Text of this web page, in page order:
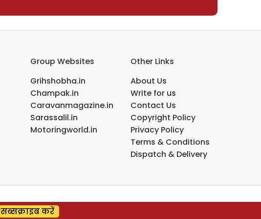
Group Websites
Grihshobha.in
Champak.in
Caravanmagazine.in
Sarassalil.in
Motoringworld.in
Other Links
About Us
Write for us
Contact Us
Copyright Policy
Privacy Policy
Terms & Conditions
Dispatch & Delivery
सब्सक्राइब करें